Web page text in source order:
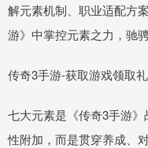
解元素机制、职业适配方
游》中掌控元素之力，驰
传奇3手游-获取游戏领取
七大元素是《传奇3手游
性附加，而是贯穿养成、